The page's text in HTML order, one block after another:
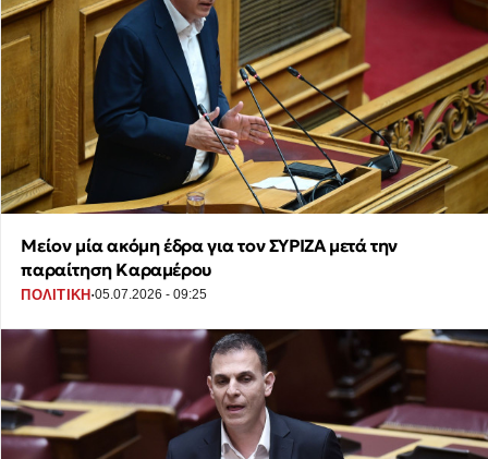
Μείον μία ακόμη έδρα για τον ΣΥΡΙΖΑ μετά την
παραίτηση Καραμέρου
ΠΟΛΙΤΙΚΗ·05.07.2026 - 09:25